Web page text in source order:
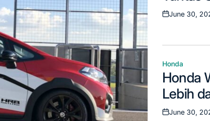
Kelas
Posted
June 30,
Posted
in
Honda
Honda
Lebih
Kompak
Posted
June 30,